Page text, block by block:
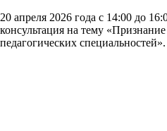
20 апреля 2026 года с 14:00 до
консультация на тему
педагогических специальностей».